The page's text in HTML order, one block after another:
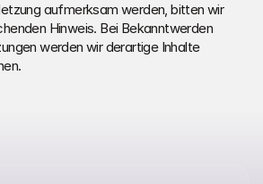
aufmerksam werden, bitten wir
Hinweis. Bei Bekanntwerden
werden wir derartige Inhalte